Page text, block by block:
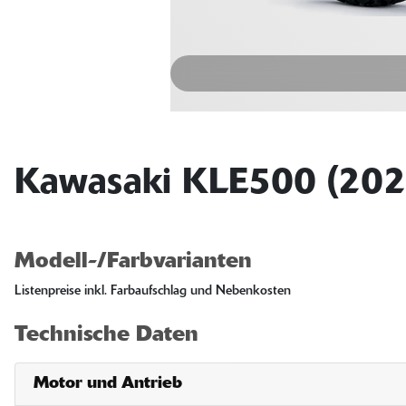
Kawasaki KLE500
Modell-/Farbvarianten
Listenpreise inkl. Farbaufschlag und Nebenkosten
Technische Daten
Motor und Antrieb